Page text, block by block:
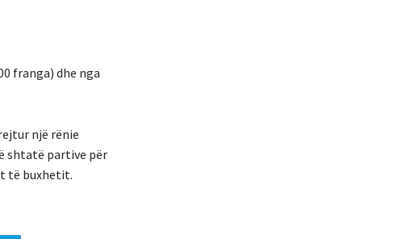
franga) dhe nga
një rënie
shtatë partive për
të buxhetit.